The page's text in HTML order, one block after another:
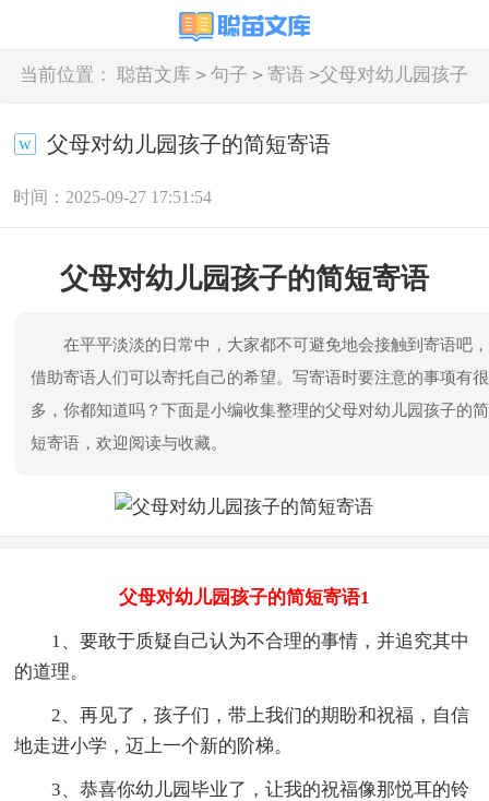
当前位置： 聪苗文库 > 句子 > 寄语 >父母对幼儿园孩子
父母对幼儿园孩子的简短寄语
时间：2025-09-27 17:51:54
父母对幼儿园孩子的简短寄语
在平平淡淡的日常中，大家都不可避免地会接触到寄语吧，
借助寄语人们可以寄托自己的希望。写寄语时要注意的事项有很
多，你都知道吗？下面是小编收集整理的父母对幼儿园孩子的简
短寄语，欢迎阅读与收藏。
父母对幼儿园孩子的简短寄语1
1、要敢于质疑自己认为不合理的事情，并追究其中
的道理。
2、再见了，孩子们，带上我们的期盼和祝福，自信
地走进小学，迈上一个新的阶梯。
3、恭喜你幼儿园毕业了，让我的祝福像那悦耳的铃